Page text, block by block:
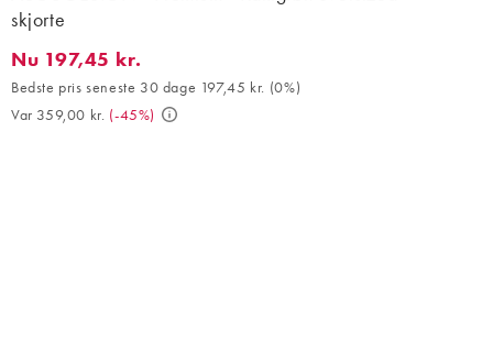
skjorte
Nu 197,45 kr.. Bedste pris seneste 30 dage 197,45 kr. (0%). Var
Nu 197,45 kr.
Bedste pris seneste 30 dage 197,45 kr. (0%)
Var 359,00 kr. (-45%)